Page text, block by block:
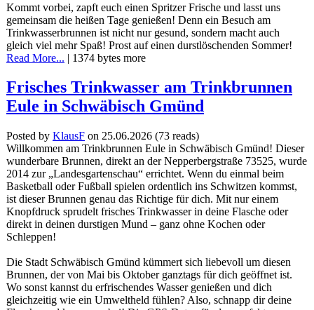
Kommt vorbei, zapft euch einen Spritzer Frische und lasst uns
gemeinsam die heißen Tage genießen! Denn ein Besuch am
Trinkwasserbrunnen ist nicht nur gesund, sondern macht auch
gleich viel mehr Spaß! Prost auf einen durstlöschenden Sommer!
Read More... | 1374 bytes more
Frisches Trinkwasser am Trinkbrunnen
Eule in Schwäbisch Gmünd
Posted by KlausF on 25.06.2026 (73 reads)
Willkommen am Trinkbrunnen Eule in Schwäbisch Gmünd! Dieser
wunderbare Brunnen, direkt an der Nepperbergstraße 73525, wurde
2014 zur „Landesgartenschau“ errichtet. Wenn du einmal beim
Basketball oder Fußball spielen ordentlich ins Schwitzen kommst,
ist dieser Brunnen genau das Richtige für dich. Mit nur einem
Knopfdruck sprudelt frisches Trinkwasser in deine Flasche oder
direkt in deinen durstigen Mund – ganz ohne Kochen oder
Schleppen!
Die Stadt Schwäbisch Gmünd kümmert sich liebevoll um diesen
Brunnen, der von Mai bis Oktober ganztags für dich geöffnet ist.
Wo sonst kannst du erfrischendes Wasser genießen und dich
gleichzeitig wie ein Umweltheld fühlen? Also, schnapp dir deine